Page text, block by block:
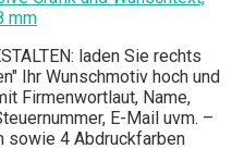
mm
laden Sie rechts
Ihr Wunschmotiv hoch und
Firmenwortlaut, Name,
E-Mail uvm. –
sowie 4 Abdruckfarben